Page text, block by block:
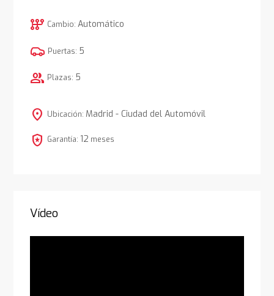
auto_transmission Cambio: Automático
Puertas: 5
group Plazas: 5
location_on Ubicación: Madrid - Ciudad del Automóvil
local_police Garantía: 12 meses
Vídeo